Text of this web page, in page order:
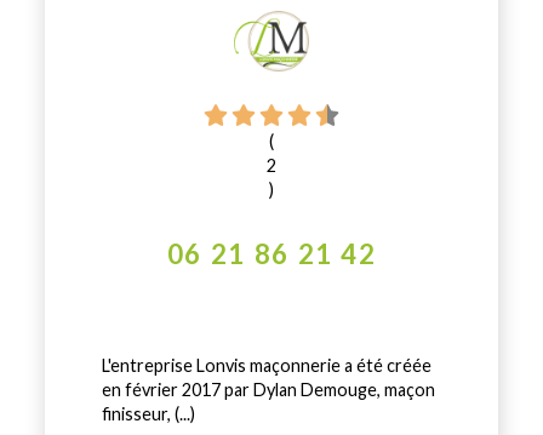
(
2
)
06 21 86 21 42
L'entreprise Lonvis maçonnerie a été créée
en février 2017 par Dylan Demouge, maçon
finisseur, (...)